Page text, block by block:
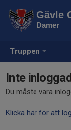
Truppen
Gävle
Damer
Inte inloggad
Du måste vara
Klicka här för att